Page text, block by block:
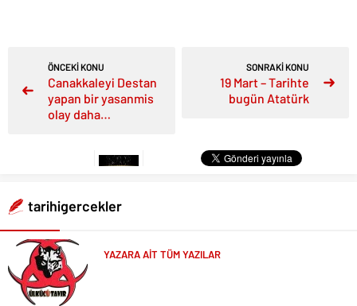
ÖNCEKİ KONU
Canakkaleyi Destan
yapan bir yasanmis
olay daha…
SONRAKİ KONU
19 Mart – Tarihte
bugün Atatürk
tarihigercekler
YAZARA AİT TÜM YAZILAR